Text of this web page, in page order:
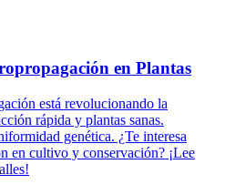
en Plantas
está revolucionando la
rápida y plantas sanas.
genética. ¿Te interesa
en cultivo y conservación? ¡Lee